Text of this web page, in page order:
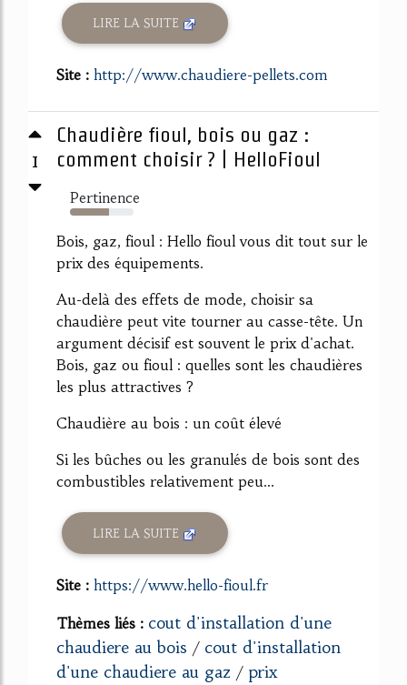
LIRE LA SUITE
Site : http://www.chaudiere-pellets.com
1
Chaudière fioul, bois ou gaz :
comment choisir ? | HelloFioul
Pertinence
61%
Bois, gaz, fioul : Hello fioul vous dit tout sur le
prix des équipements.
Au-delà des effets de mode, choisir sa
chaudière peut vite tourner au casse-tête. Un
argument décisif est souvent le prix d'achat.
Bois, gaz ou fioul : quelles sont les chaudières
les plus attractives ?
Chaudière au bois : un coût élevé
Si les bûches ou les granulés de bois sont des
combustibles relativement peu...
LIRE LA SUITE
Site : https://www.hello-fioul.fr
Thèmes liés : cout d'installation d'une
chaudiere au bois / cout d'installation
d'une chaudiere au gaz / prix